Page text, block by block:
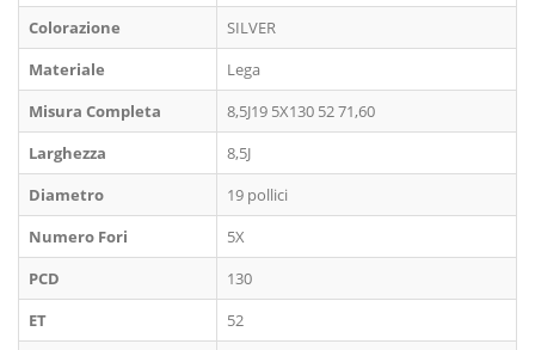
Colorazione
SILVER
Materiale
Lega
Misura Completa
8,5J19 5X130 52 71,60
Larghezza
8,5J
Diametro
19 pollici
Numero Fori
5X
PCD
130
ET
52